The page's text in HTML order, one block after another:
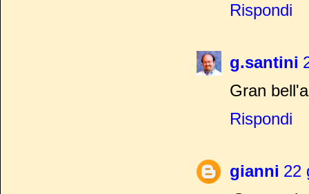
Rispondi
g.santini
Gran
Rispondi
gianni 22